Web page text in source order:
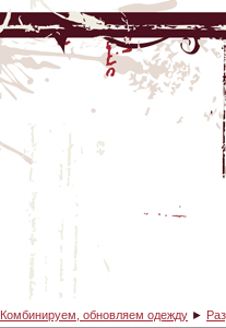
Комбинируем, обновляем одежду ►